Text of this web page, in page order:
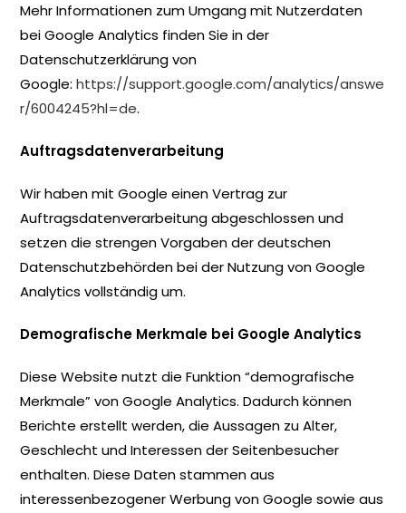
Mehr Informationen zum Umgang mit Nutzerdaten
bei Google Analytics finden Sie in der
Datenschutzerklärung von
Google: https://support.google.com/analytics/answe
r/6004245?hl=de.
Auftragsdatenverarbeitung
Wir haben mit Google einen Vertrag zur
Auftragsdatenverarbeitung abgeschlossen und
setzen die strengen Vorgaben der deutschen
Datenschutzbehörden bei der Nutzung von Google
Analytics vollständig um.
Demografische Merkmale bei Google Analytics
Diese Website nutzt die Funktion “demografische
Merkmale” von Google Analytics. Dadurch können
Berichte erstellt werden, die Aussagen zu Alter,
Geschlecht und Interessen der Seitenbesucher
enthalten. Diese Daten stammen aus
interessenbezogener Werbung von Google sowie aus